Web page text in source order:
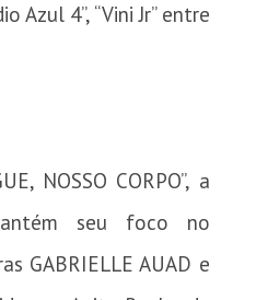
Azul 4”, “Vini Jr” entre
NOSSO CORPO”, a
seu foco no
GABRIELLE AUAD e